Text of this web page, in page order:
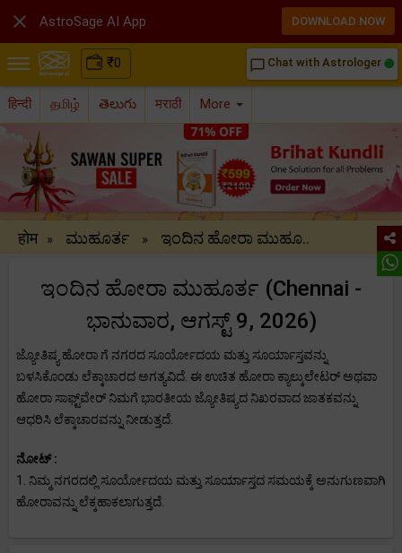
₹0 chat_bubble_outline Chat with Astrologer
हिन्दी தமிழ் తెలుగు मराठी More
होम » ಮುಹೂರ್ತ » ಇಂದಿನ ಹೋರಾ ಮುಹೂ..
ಇಂದಿನ ಹೋರಾ ಮುಹೂರ್ತ (Chennai -
ಭಾನುವಾರ, ಆಗಸ್ಟ್ 9, 2026)
ಜ್ಯೋತಿಷ್ಯ ಹೋರಾ ಗೆ ನಗರದ ಸೂರ್ಯೋದಯ ಮತ್ತು ಸೂರ್ಯಾಸ್ತವನ್ನು
ಬಳಸಿಕೊಂಡು ಲೆಕ್ಕಾಚಾರದ ಅಗತ್ಯವಿದೆ. ಈ ಉಚಿತ ಹೋರಾ ಕ್ಯಾಲ್ಕುಲೇಟರ್ ಅಥವಾ
ಹೋರಾ ಸಾಫ್ಟ್‌ವೇರ್ ನಿಮಗೆ ಭಾರತೀಯ ಜ್ಯೋತಿಷ್ಯದ ನಿಖರವಾದ ಜಾತಕವನ್ನು
ಆಧರಿಸಿ ಲೆಕ್ಕಾಚಾರವನ್ನು ನೀಡುತ್ತದೆ.
ನೋಟ್ :
1. ನಿಮ್ಮ ನಗರದಲ್ಲಿ ಸೂರ್ಯೋದಯ ಮತ್ತು ಸೂರ್ಯಾಸ್ತದ ಸಮಯಕ್ಕೆ ಅನುಗುಣವಾಗಿ
ಹೋರಾವನ್ನು ಲೆಕ್ಕಹಾಕಲಾಗುತ್ತದೆ.
 AstroSage AI App DOWNLOAD NOW